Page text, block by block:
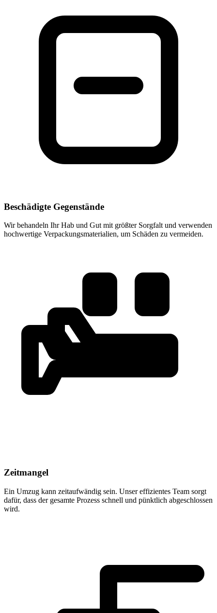
Beschädigte Gegenstände
Wir behandeln Ihr Hab und Gut mit größter Sorgfalt und verwenden
hochwertige Verpackungsmaterialien, um Schäden zu vermeiden.
Zeitmangel
Ein Umzug kann zeitaufwändig sein. Unser effizientes Team sorgt
dafür, dass der gesamte Prozess schnell und pünktlich abgeschlossen
wird.